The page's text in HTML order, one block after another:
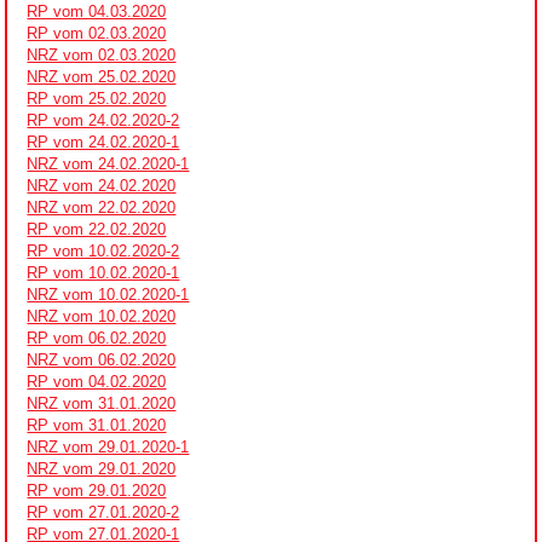
RP vom 04.03.2020
RP vom 02.03.2020
NRZ vom 02.03.2020
NRZ vom 25.02.2020
RP vom 25.02.2020
RP vom 24.02.2020-2
RP vom 24.02.2020-1
NRZ vom 24.02.2020-1
NRZ vom 24.02.2020
NRZ vom 22.02.2020
RP vom 22.02.2020
RP vom 10.02.2020-2
RP vom 10.02.2020-1
NRZ vom 10.02.2020-1
NRZ vom 10.02.2020
RP vom 06.02.2020
NRZ vom 06.02.2020
RP vom 04.02.2020
NRZ vom 31.01.2020
RP vom 31.01.2020
NRZ vom 29.01.2020-1
NRZ vom 29.01.2020
RP vom 29.01.2020
RP vom 27.01.2020-2
RP vom 27.01.2020-1